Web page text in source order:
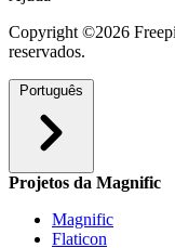
Copyright ©2026
reservados.
Português
Projetos da Magnific
Magnific
Flaticon